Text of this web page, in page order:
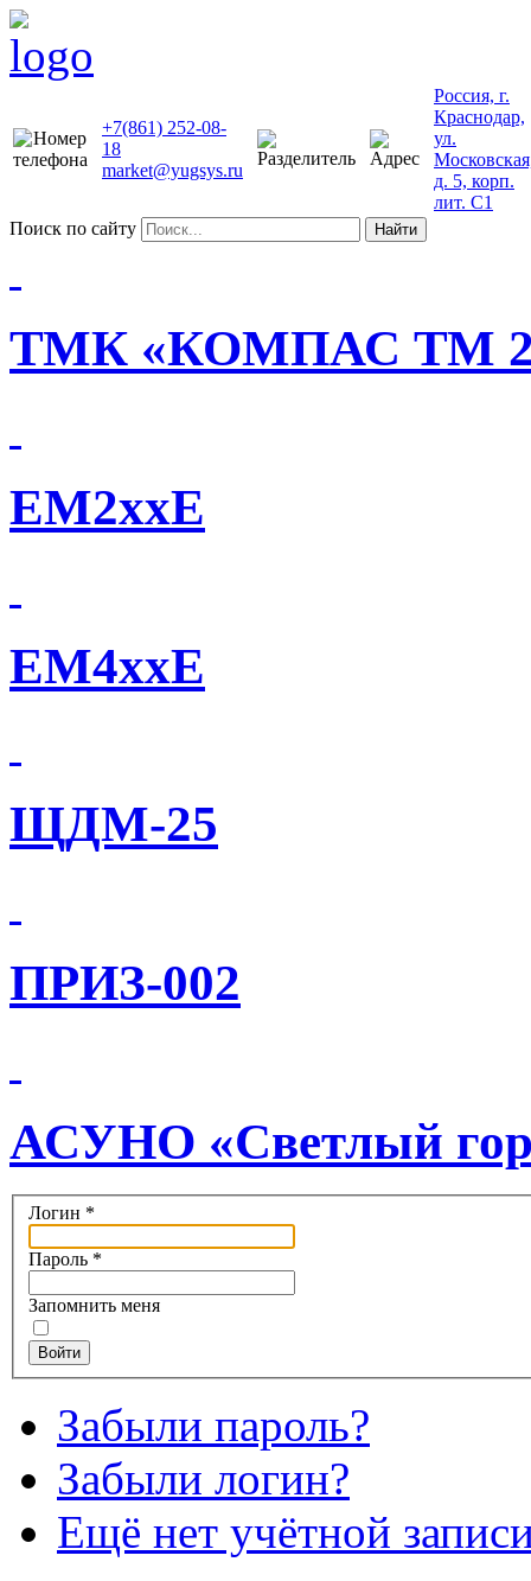
+7(861) 252-08-
18
market@yugsys.ru
Россия, г.
Краснодар,
ул.
д. 5, корп.
лит. С1
Поиск по сайту
Найти
ТМК «КОМПАС ТМ
EM2xxE
EM4xxE
ЩДМ-25
ПРИЗ-002
АСУНО «Светлый
Логин *
Пароль *
Запомнить меня
Войти
Забыли пароль?
Забыли логин?
Ещё нет учётной